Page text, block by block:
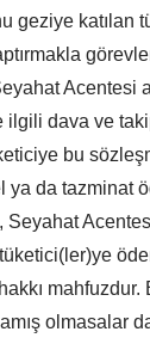
geziye katılan
Acentesi
ilgili dava ve
bu
ya da tazminat
Seyahat
mahfuzdur.
olmasalar